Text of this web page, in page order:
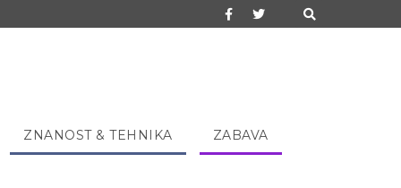
ZNANOST & TEHNIKA ZABAVA